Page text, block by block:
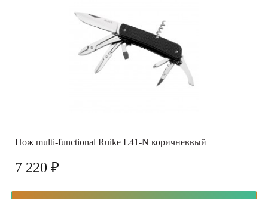
Нож multi-functional Ruike L41-N коричневвый
7 220 ₽